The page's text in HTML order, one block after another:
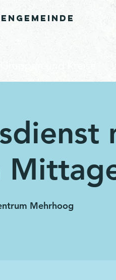
Gruppen und Kreise
Mehrhoog